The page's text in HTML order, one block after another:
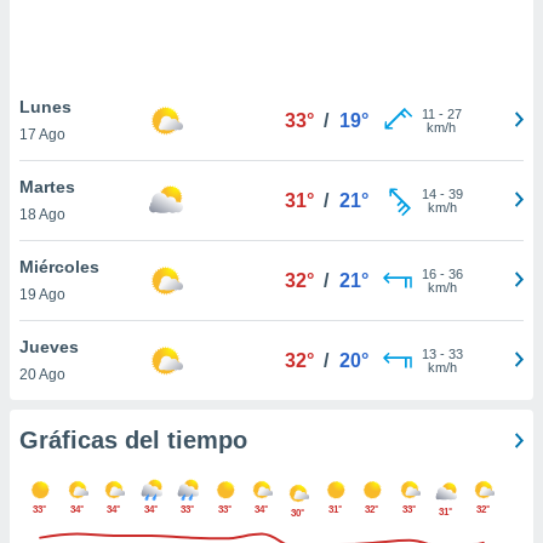
únicos
similares
como
sitio
de
posible
en
a lo que
Para
su
Lunes
17 Ago
33° / 19° 11 - 27
km/h
Martes
18 Ago
31° / 21° 14- 39
km/h
Miércoles
19 Ago
32° / 21° 16- 36
km/h
Jueves
20 Ago
32° / 20° 13- 33
km/h
Gráficas del tiempo
33° 34° 34° 34° 33° 33° 34° 30° 31° 32° 33° 31° 32°